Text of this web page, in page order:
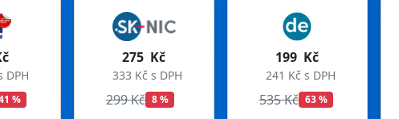
333 Kč s DPH
299 Kč
241 Kč s DPH
535 Kč
241 Kč s DPH
699 Kč